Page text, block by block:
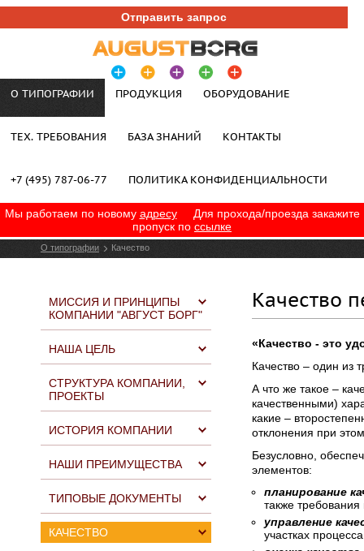
Отправить запрос
О ТИПОГРАФИИ ПРОДУКЦИЯ ОБОРУДОВАНИЕ
ТЕХ. ТРЕБОВАНИЯ БАЗА ЗНАНИЙ КОНТАКТЫ
+7 (495) 787-06-77 ПОЛИТИКА КОНФИДЕНЦИАЛЬНОСТИ
Мы работаем по новому адресу
Для прохода/проезда закажите
пропуск по ссылке
О типографии Качество
МИССИЯ И ПРИНЦИПЫ
КОМПАНИИ "АВГУСТ БОРГ"
НАША ЦЕЛЬ
СТРУКТУРА КОМПАНИИ,
ПРОЕКТЫ
ИСТОРИЯ КОМПАНИИ
НАШИ ПРЕИМУЩЕСТВА
ТИПОВЫЕ ДОКУМЕНТЫ
КАЧЕСТВО
Качество
«Качество - это
Качество – один из
А что же такое –
качественными)
какие –
отклонения при
Безусловно,
элементов:
планирование
также
управление
участках